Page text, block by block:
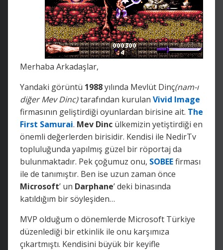
Merhaba Arkadaşlar,
Yandaki görüntü 1988yılında Mevlüt Dinç(nam-ı
diğer Mev Dinc)tarafından kurulan Vivid Image
firmasının geliştirdiği oyunlardan birisine ait. The
First Samurai. Mev Dinc ülkemizin yetiştirdiği en
önemli değerlerden birisidir. Kendisi ile NedirTv
topluluğunda yapılmış güzel bir röportaj da
bulunmaktadır. Pek çoğumuz onu, SOBEEfirması
ile de tanımıştır. Ben ise uzun zaman önce
Microsoft’ un Darphane’ deki binasında
katıldığım bir söyleşiden…
MVP olduğum o dönemlerde Microsoft Türkiye
düzenlediği bir etkinlik ile onu karşımıza
çıkartmıştı. Kendisini büyük bir keyifle